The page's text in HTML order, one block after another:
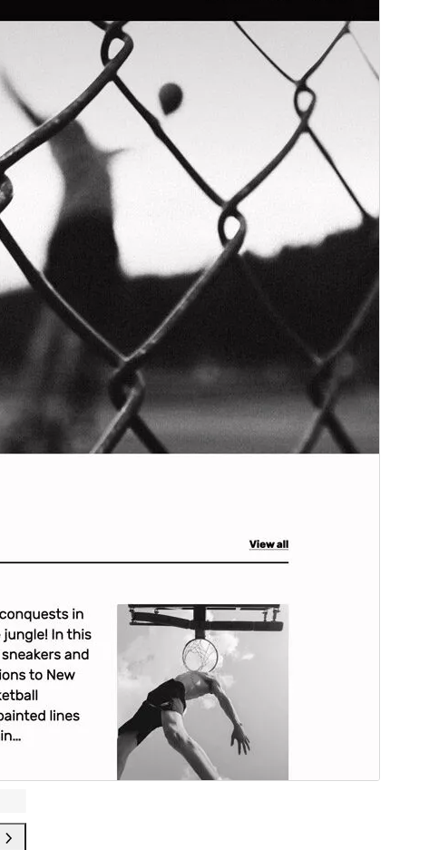
Poslední aktualizace
27. 9. 2024
Aktivní instalace
200+
Verze WordPressu
6.0
Verze PHP
Domovská stránka šablony